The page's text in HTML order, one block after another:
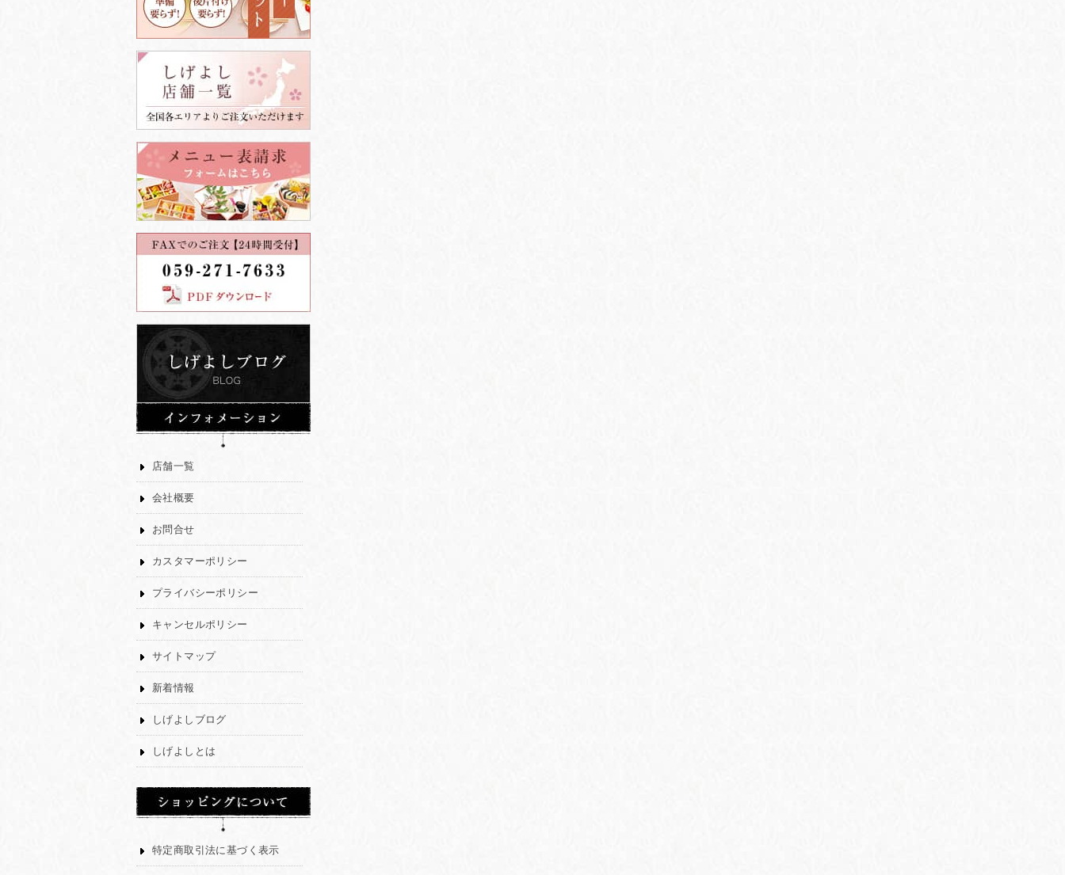
店舗一覧
会社概要
お問合せ
カスタマーポリシー
プライバシーポリシー
キャンセルポリシー
サイトマップ
新着情報
しげよしブログ
しげよしとは
特定商取引法に基づく表示